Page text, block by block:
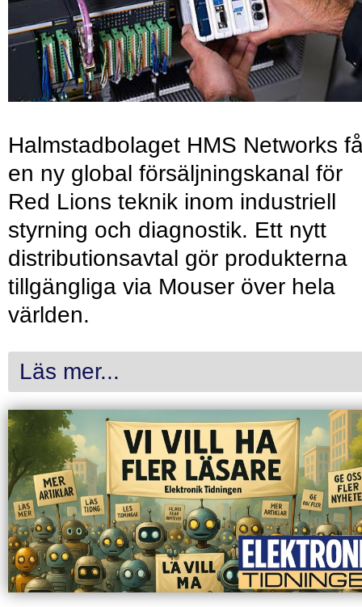
Halmstadbolaget HMS Networks
en ny global försäljningskanal för
Red Lions teknik inom industriell
styrning och diagnostik. Ett nytt
distributionsavtal gör produkterna
tillgängliga via Mouser över hela
världen.
Läs mer...